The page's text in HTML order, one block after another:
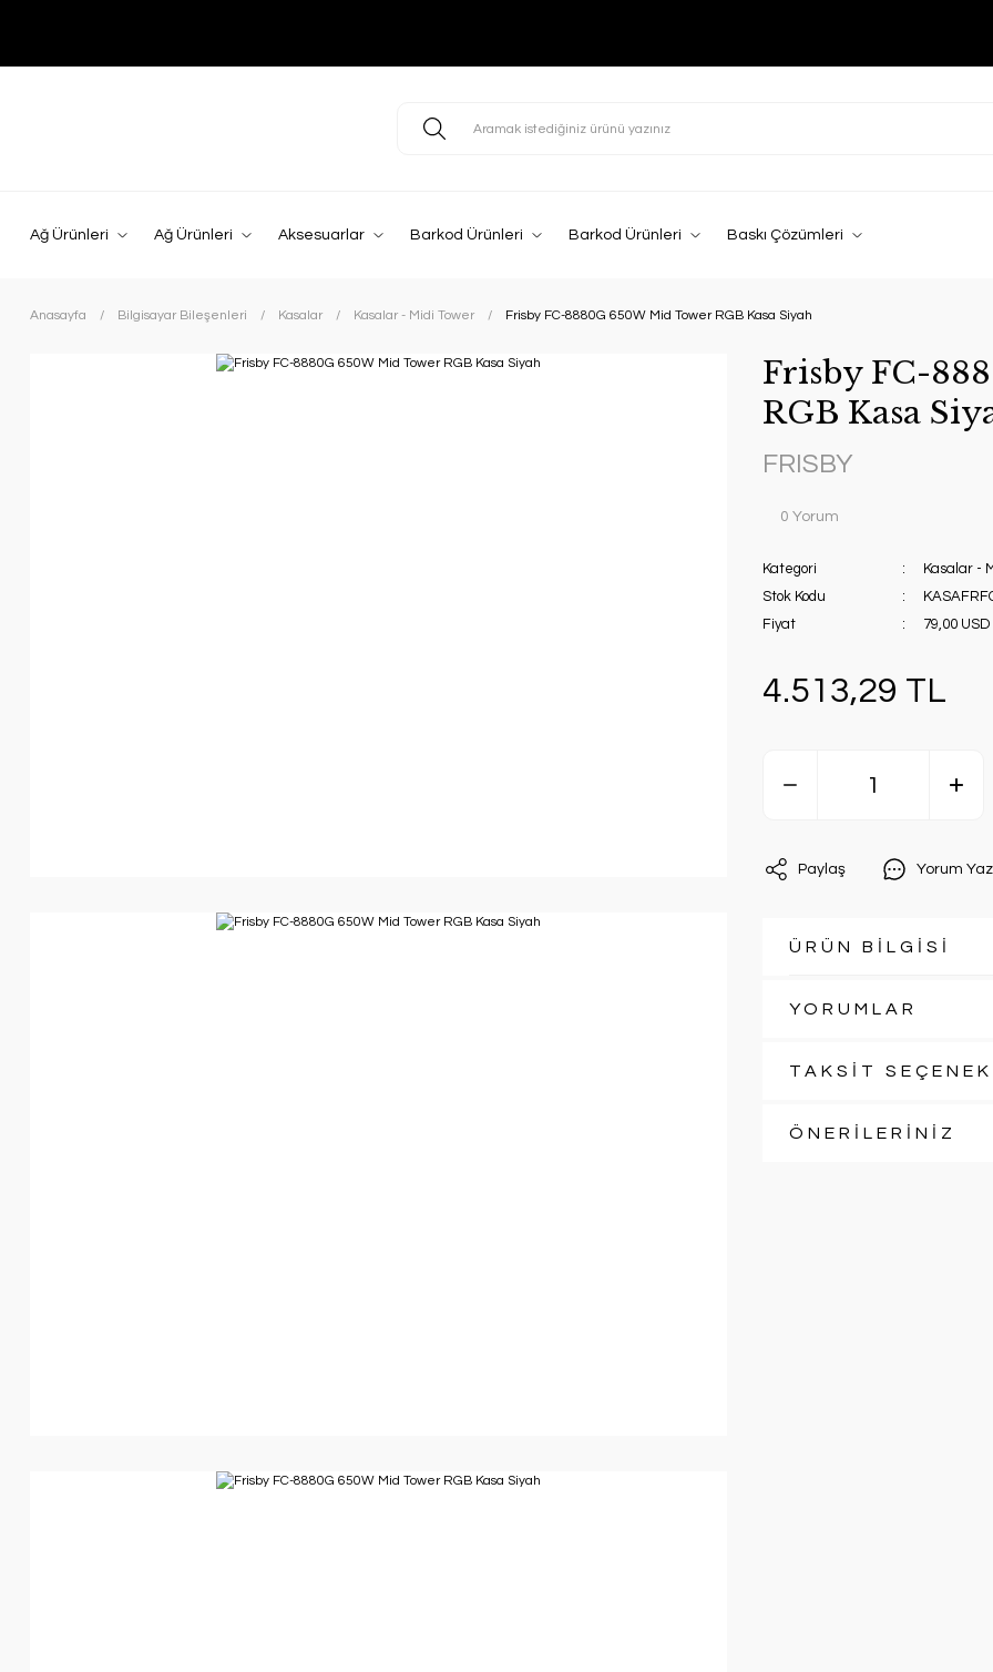
Ağ Ürünleri Ağ Ürünleri Aksesuarlar Barkod Ürünleri Barkod Ürünleri Baskı Çözümleri
Anasayfa Bilgisayar Bileşenleri Kasalar Kasalar - Midi Tower Frisby FC-8880G 650W Mid Tower RGB Kasa Siyah
Frisby FC-
RGB Kasa
FRISBY
0 Yorum
Kategori
Kasalar -
Stok Kodu
Fiyat
79,00
4.513,29 TL
Paylaş Yorum Yaz
ÜRÜN BİLGİSİ
YORUMLAR
TAKSİT
ÖNERİLERİNİZ